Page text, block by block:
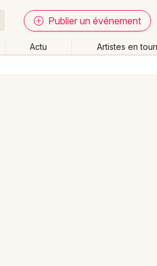
Publier un événement
Actu Artistes en